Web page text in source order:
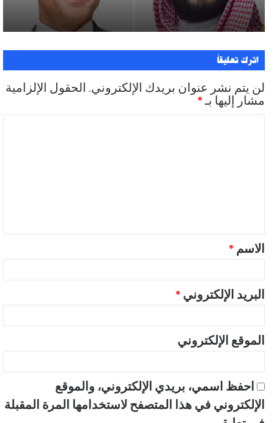
اترك تعليقاً
لن يتم نشر عنوان بريدك الإلكتروني. الحقول الإلزامية
مشار إليها بـ*
ق
*
الاسم *
البريد الإلكتروني *
الموقع الإلكتروني
احفظ اسمي، بريدي الإلكتروني، والموقع
الإلكتروني في هذا المتصفح لاستخدامها المرة المقبلة